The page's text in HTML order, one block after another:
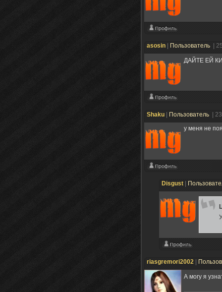
asosin | Пользователь |
ДАЙТЕ ЕЙ
Shaku | Пользователь |
у меня не
Disgust |
riasgremori2002 |
А могу я